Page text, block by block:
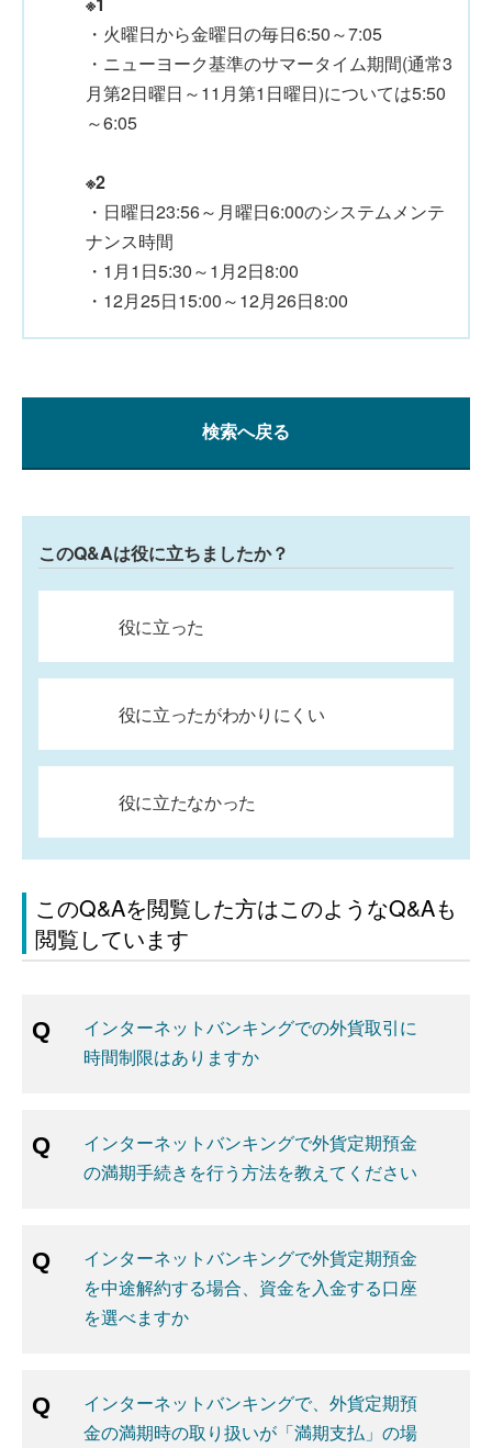
・火曜日から金曜日の毎日6:50～7:05
・ニューヨーク基準のサマータイム期間(通常3
月第2日曜日～11月第1日曜日)については5:50
～6:05
※2
・日曜日23:56～月曜日6:00のシステムメンテ
ナンス時間
・1月1日5:30～1月2日8:00
・12月25日15:00～12月26日8:00
検索へ戻る
このQ&Aは役に立ちましたか？
役に立った
役に立ったがわかりにくい
役に立たなかった
このQ&Aを閲覧した方はこのようなQ&Aも
閲覧しています
インターネットバンキングでの外貨取引に
時間制限はありますか
インターネットバンキングで外貨定期預金
の満期手続きを行う方法を教えてください
インターネットバンキングで外貨定期預金
を中途解約する場合、資金を入金する口座
を選べますか
インターネットバンキングで、外貨定期預
金の満期時の取り扱いが「満期支払」の場